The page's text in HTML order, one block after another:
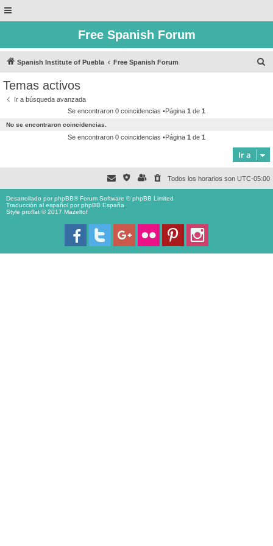
Free Spanish Forum
Spanish Institute of Puebla Free Spanish Forum
Temas activos
Ir a búsqueda avanzada
Se encontraron 0 coincidencias •Página 1 de 1
No se encontraron coincidencias.
Se encontraron 0 coincidencias •Página 1 de 1
Ir a
Todos los horarios son UTC-05:00
Desarrollado porphpBB® Forum Software © phpBB Limited
Traducción al español porphpBB España
Style proflat © 2017 Mazeltof